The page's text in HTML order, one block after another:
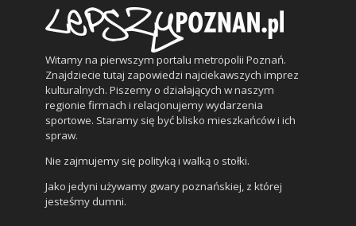
Witamy na pierwszym portalu metropolii Poznań.
Znajdziecie tutaj zapowiedzi najciekawszych imprez
kulturalnych. Piszemy o działających w naszym
regionie firmach i relacjonujemy wydarzenia
sportowe. Staramy się być blisko mieszkańców i ich
spraw.
Nie zajmujemy się polityką i walką o stołki.
Jako jedyni używamy gwary poznańskiej, z której
jesteśmy dumni.